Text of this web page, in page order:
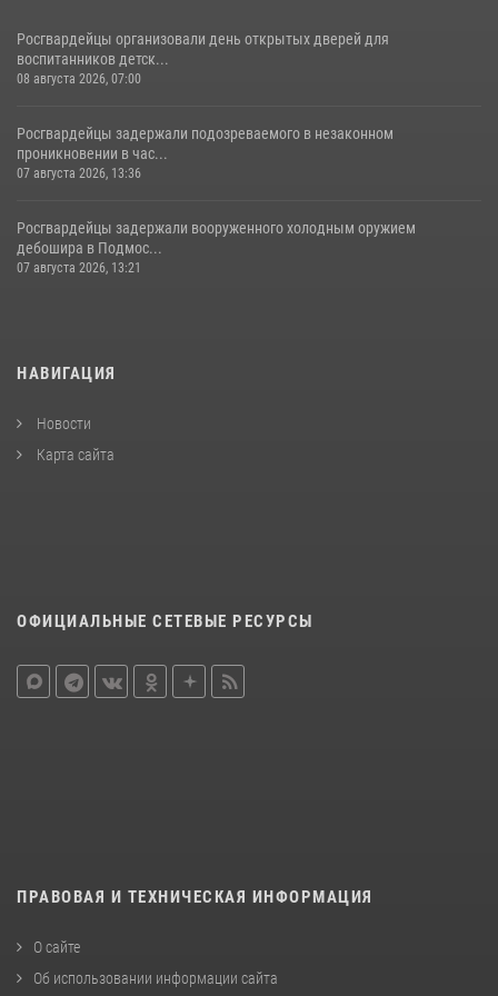
Росгвардейцы организовали день открытых дверей для
воспитанников детск...
08 августа 2026, 07:00
Росгвардейцы задержали подозреваемого в незаконном
проникновении в час...
07 августа 2026, 13:36
Росгвардейцы задержали вооруженного холодным оружием
дебошира в Подмос...
07 августа 2026, 13:21
НАВИГАЦИЯ
Новости
Карта сайта
ОФИЦИАЛЬНЫЕ СЕТЕВЫЕ РЕСУРСЫ
ПРАВОВАЯ И ТЕХНИЧЕСКАЯ ИНФОРМАЦИЯ
О сайте
Об использовании информации сайта